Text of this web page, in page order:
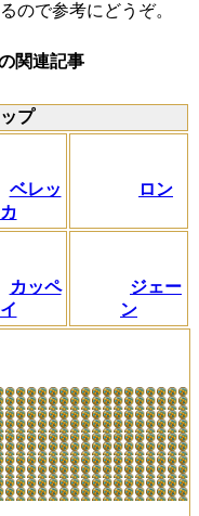
ので参考にどうぞ。
関連記事
プ
ベレッ
カ
ロン
カッペ
イ
ジェー
ン